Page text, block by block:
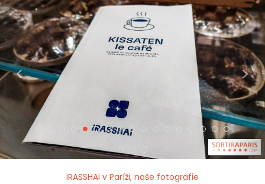
< >
iRASSHAi v Paríži, naše fotografie